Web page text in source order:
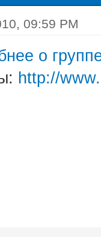
09:59 PM
о
http://